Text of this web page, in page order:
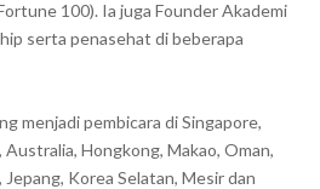
100). Ia juga Founder Akademi
serta penasehat di beberapa
menjadi pembicara di Singapore,
Australia, Hongkong, Makao, Oman,
Korea Selatan, Mesir dan